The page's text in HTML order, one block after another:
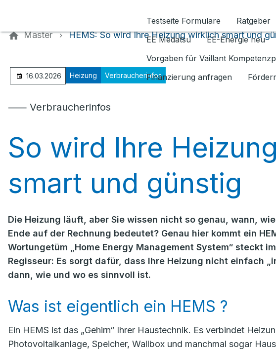
Testseite Formulare
Ratgeber
EE Medatsu
EE-Energie neu
Vorgaben für Vaillant
Finanzierung anfragen
Master HEMS: So wird Ihre Heizung wirklich smart und
16.03.2026 Heizung Verbraucherinfos
⸺ Verbraucherinfos
So wird Ihre
smart und günstig
Die Heizung läuft, aber Sie wissen nicht so genau, wann,
Ende auf der Rechnung bedeutet? Genau hier kommt ein
Wortungetüm „Home Energy Management System“ steckt
Regisseur: Es sorgt dafür, dass Ihre Heizung nicht einfach
dann, wie und wo es sinnvoll ist.
Was ist eigentlich ein HEMS ?
Ein HEMS ist das „Gehirn“ Ihrer Haustechnik. Es verbindet
Photovoltaikanlage, Speicher, Wallbox und manchmal sogar